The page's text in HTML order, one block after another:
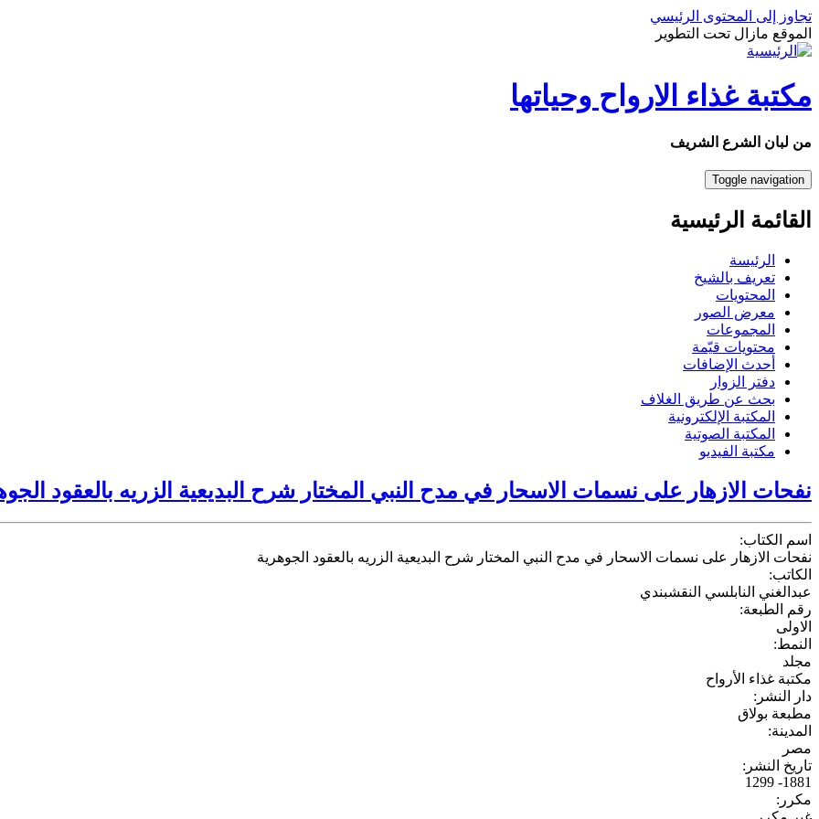
تجاوز إلى المحتوى الرئيسي
الموقع مازال تحت التطوير
مكتبة غذاء الارواح وحياتها
من لبان الشرع الشريف
Toggle navigation
القائمة الرئيسية
الرئيسة
تعريف بالشيخ
المحتويات
معرض الصور
المجموعات
محتويات قيّمة
أحدث الإضافات
دفتر الزوار
بحث عن طريق الغلاف
المكتبة الإلكترونية
المكتبة الصوتية
مكتبة الفيديو
نفحات الازهار على نسمات الاسحار في مدح النبي المختار شرح البديعية الزريه بالعقود
اسم الكتاب:
نفحات الازهار على نسمات الاسحار في مدح النبي المختار شرح البديعية الزريه بالعقود الجوهرية
الكاتب:
عبدالغني النابلسي النقشبندي
رقم الطبعة:
الاولى
النمط:
مجلد
مكتبة غذاء الأرواح
دار النشر:
مطبعة بولاق
المدينة:
مصر
تاريخ النشر:
1881- 1299
مكرر: